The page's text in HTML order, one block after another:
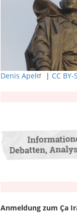
Denis Apel | CC BY-
Anmeldung zum Ça